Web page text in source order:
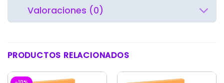
Valoraciones (0)
PRODUCTOS RELACIONADOS